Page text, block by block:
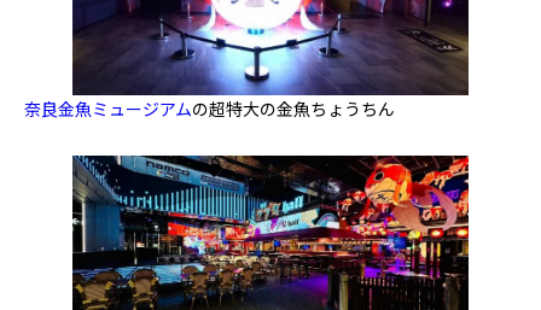
奈良金魚ミュージアムの超特大の金魚ちょうちん